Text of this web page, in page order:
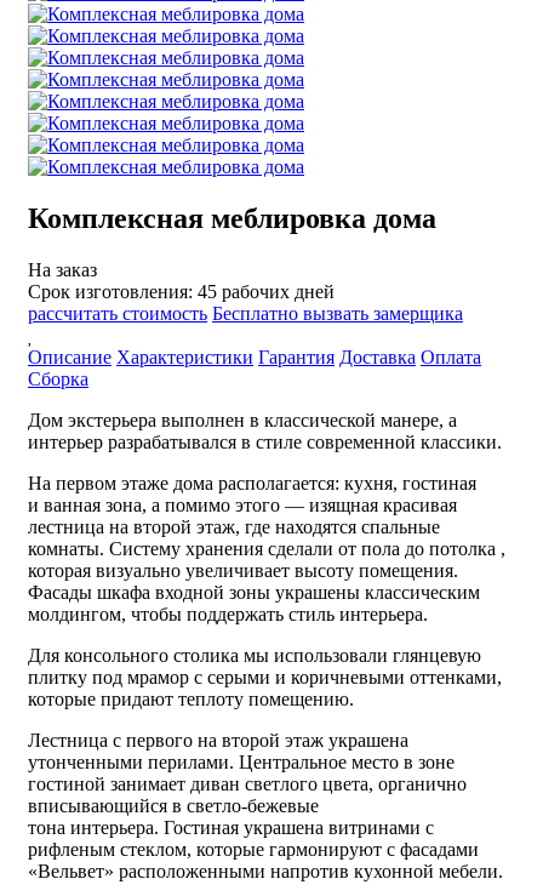
Комплексная меблировка дома
На заказ
Срок изготовления: 45 рабочих дней
рассчитать стоимость Бесплатно вызвать замерщика
Описание Характеристики Гарантия Доставка Оплата
Сборка
Дом экстерьера выполнен в классической манере, а
интерьер разрабатывался в стиле современной классики.
На первом этаже дома располагается: кухня, гостиная
и ванная зона, а помимо этого — изящная красивая
лестница на второй этаж, где находятся спальные
комнаты. Систему хранения сделали от пола до потолка ,
которая визуально увеличивает высоту помещения.
Фасады шкафа входной зоны украшены классическим
молдингом, чтобы поддержать стиль интерьера.
Для консольного столика мы использовали глянцевую
плитку под мрамор с серыми и коричневыми оттенками,
которые придают теплоту помещению.
Лестница с первого на второй этаж украшена
утонченными перилами. Центральное место в зоне
гостиной занимает диван светлого цвета, органично
вписывающийся в светло-бежевые
тона интерьера. Гостиная украшена витринами с
рифленым стеклом, которые гармонируют с фасадами
«Вельвет» расположенными напротив кухонной мебели.